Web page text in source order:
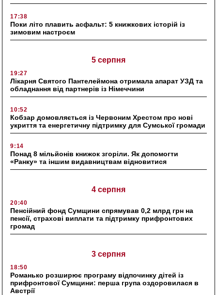
17:38
Поки літо плавить асфальт: 5 книжкових історій із
зимовим настроєм
5 серпня
19:27
Лікарня Святого Пантелеймона отримала апарат УЗД та
обладнання від партнерів із Німеччини
10:52
Кобзар домовляється із Червоним Хрестом про нові
укриття та енергетичну підтримку для Сумської громади
9:14
Понад 8 мільйонів книжок згоріли. Як допомогти
«Ранку» та іншим видавництвам відновитися
4 серпня
20:40
Пенсійний фонд Сумщини спрямував 0,2 млрд грн на
пенсії, страхові виплати та підтримку прифронтових
громад
3 серпня
18:50
Романько розширює програму відпочинку дітей із
прифронтової Сумщини: перша група оздоровилася в
Австрії